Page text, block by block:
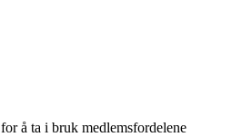
for å ta i bruk medlemsfordelene